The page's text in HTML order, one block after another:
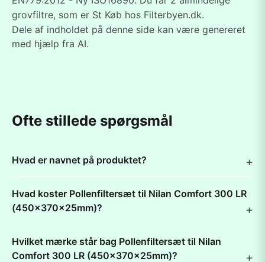
grovfiltre, som er St Køb hos Filterbyen.dk.
Dele af indholdet på denne side kan være genereret
med hjælp fra AI.
Ofte stillede spørgsmål
Hvad er navnet på produktet?
Hvad koster Pollenfiltersæt til Nilan Comfort 300 LR
(450x370x25mm)?
Hvilket mærke står bag Pollenfiltersæt til Nilan
Comfort 300 LR (450x370x25mm)?